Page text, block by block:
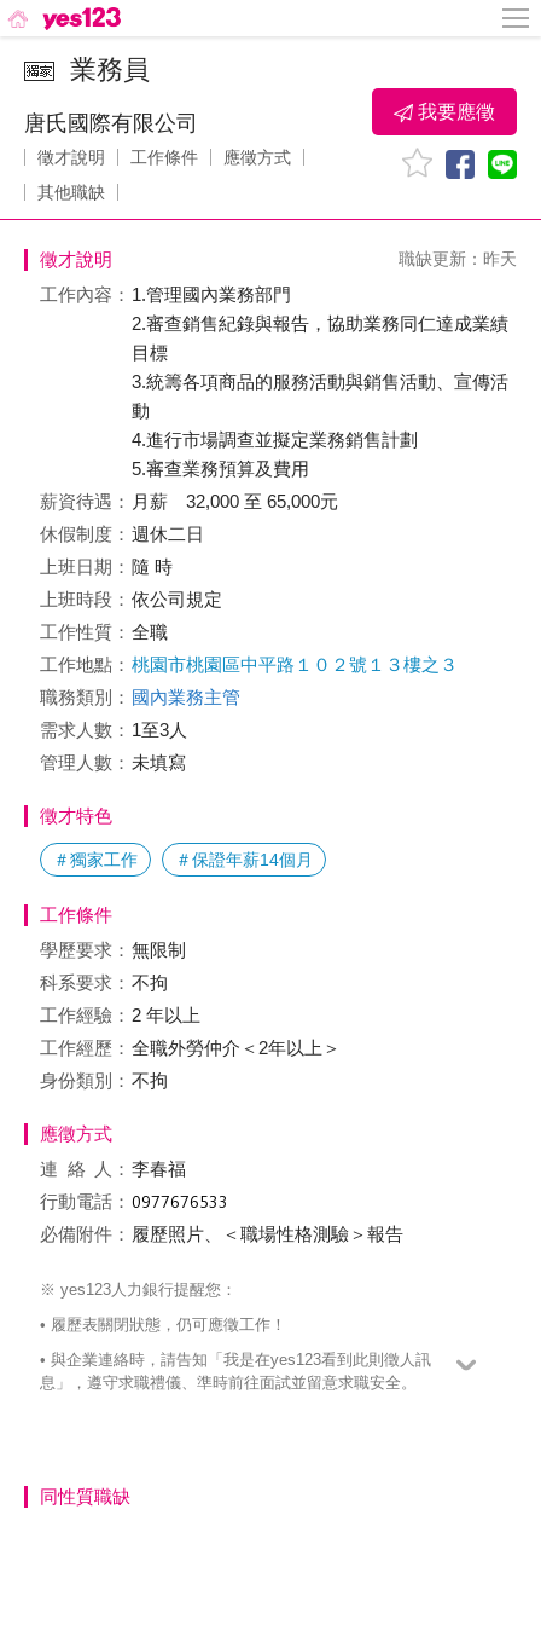
業務員
唐氏國際有限公司
徵才說明 工作條件
應徵方式
其他職缺
我要應徵
徵才說明 職缺更新：昨天
工作內容： 1.管理國內業務部門
2.審查銷售紀錄與報告，協助業務同仁達成業績
目標
3.統籌各項商品的服務活動與銷售活動、宣傳活
動
4.進行市場調查並擬定業務銷售計劃
5.審查業務預算及費用
薪資待遇： 月薪 32,000 至 65,000元
休假制度： 週休二日
上班日期： 隨 時
上班時段： 依公司規定
工作性質： 全職
工作地點： 桃園市桃園區中平路１０２號１３樓之３
職務類別： 國內業務主管
需求人數： 1至3人
管理人數： 未填寫
徵才特色
＃獨家工作 ＃保證年薪14個月
工作條件
學歷要求： 無限制
科系要求： 不拘
工作經驗： 2 年以上
工作經歷： 全職外勞仲介＜2年以上＞
身份類別： 不拘
應徵方式
連絡
人： 李春福
行動電話：
必備附件： 履歷照片、＜職場性格測驗＞報告
※ yes123人力銀行提醒您：
• 履歷表關閉狀態，仍可應徵工作！
• 與企業連絡時，請告知「我是在yes123看到此則徵人訊
息」，遵守求職禮儀、準時前往面試並留意求職安全。
同性質職缺